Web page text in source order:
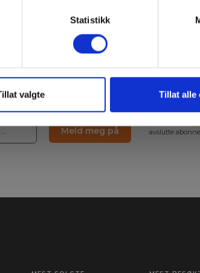
Statistikk
valgte Tillat alle
Meld meg på
avslutte